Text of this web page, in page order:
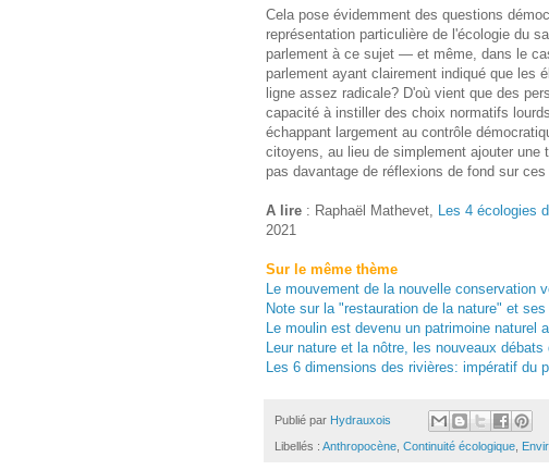
Cela pose évidemment des questions
représentation particulière de l'écologie du
parlement à ce sujet — et même, dans le
parlement ayant clairement indiqué que les
ligne assez radicale? D'où vient que des
capacité à instiller des choix normatifs
échappant largement au contrôle
citoyens, au lieu de simplement ajouter une
pas davantage de réflexions de fond sur
A lire : Raphaël Mathevet, Les 4 écologies
2021
Sur le même thème
Le mouvement de la nouvelle conservation
Note sur la "restauration de la nature" et
Le moulin est devenu un patrimoine naturel
Leur nature et la nôtre, les nouveaux débats
Les 6 dimensions des rivières: impératif du
Publié par Hydrauxois
Libellés : Anthropocène Continuité écologique